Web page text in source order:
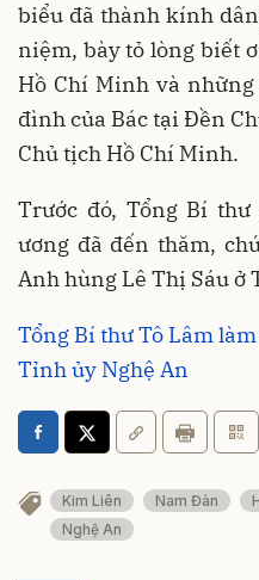
biểu đã thành kính
niệm, bày tỏ lòng biết
Hồ Chí Minh và
đình của Bác tại Đền
Chủ tịch Hồ Chí Minh.
Trước đó, Tổng Bí
ương đã đến thăm,
Anh hùng Lê Thị Sáu ở
Tổng Bí thư Tô Lâm
Tỉnh ủy Nghệ An
Kim Liên Nam Đàn
Nghệ An